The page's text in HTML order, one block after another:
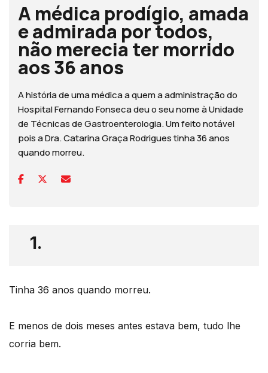
A médica prodígio, amada
e admirada por todos,
não merecia ter morrido
aos 36 anos
A história de uma médica a quem a administração do
Hospital Fernando Fonseca deu o seu nome à Unidade
de Técnicas de Gastroenterologia. Um feito notável
pois a Dra. Catarina Graça Rodrigues tinha 36 anos
quando morreu.
1.
Tinha 36 anos quando morreu.
E menos de dois meses antes estava bem, tudo lhe
corria bem.